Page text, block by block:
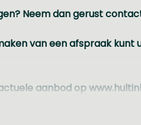
Neem dan gerust
van een afspraak kunt
aanbod op